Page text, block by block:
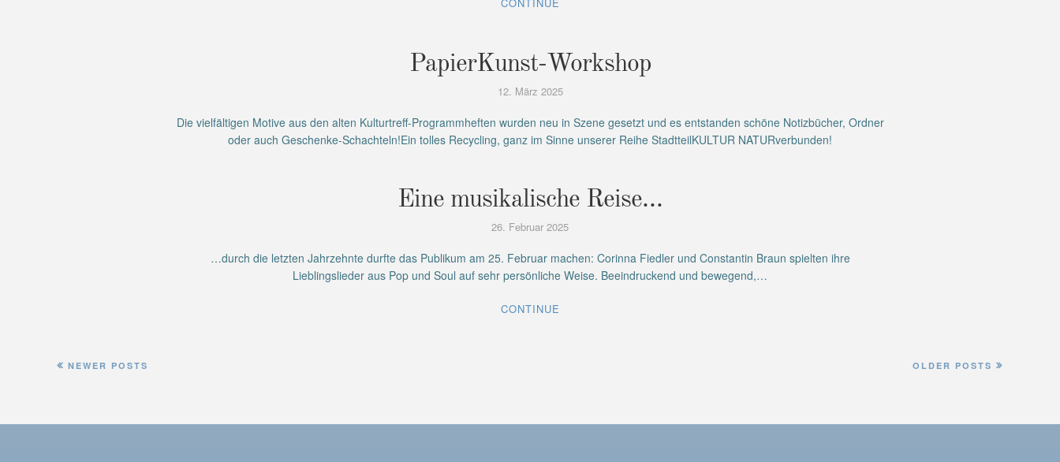
PapierKunst-Workshop
12. März 2025
Die vielfältigen Motive aus den alten Kulturtreff-Programmheften wurden neu in Szene gesetzt und es entstanden schöne Notizbücher, Ordner
oder auch Geschenke-Schachteln!Ein tolles Recycling, ganz im Sinne unserer Reihe StadtteilKULTUR NATURverbunden!
Eine musikalische Reise…
26. Februar 2025
…durch die letzten Jahrzehnte durfte das Publikum am 25. Februar machen: Corinna Fiedler und Constantin Braun spielten ihre
Lieblingslieder aus Pop und Soul auf sehr persönliche Weise. Beeindruckend und bewegend,…
CONTINUE
OLDER POSTS
NEWER POSTS